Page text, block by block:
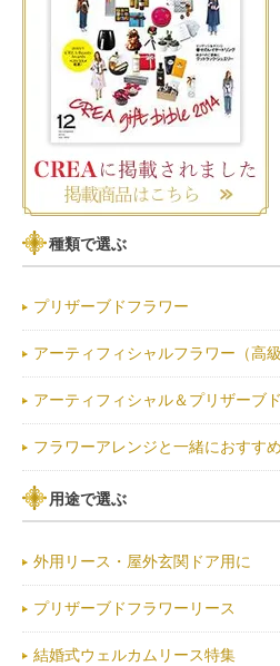
種類で選ぶ
プリザーブドフラワー
アーティフィシャルフラワー（高級
アーティフィシャル＆プリザーブ
フラワーアレンジと一緒におすすめ
用途で選ぶ
外用リース・屋外玄関ドア用に
プリザーブドフラワーリース
結婚式ウェルカムリース特集